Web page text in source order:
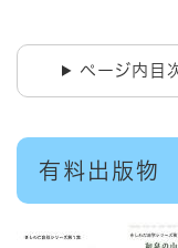
ページ内目
有料出版物